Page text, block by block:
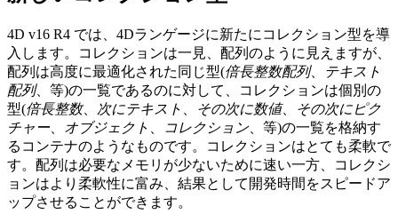
4D v16 R4 では、4Dランゲージに新たにコレクション型を導
入します。コレクションは一見、配列のように見えますが、
配列は高度に最適化された同じ型(倍長整数配列、
テキスト
配列、等)の一覧であるのに対して、コレクションは個別の
型(倍長整数、 次にテキスト その次に数値、
その次にピク
チャー、 オブジェクト コレクション、等)の一覧を格納す
るコンテナのようなものです。コレクションはとても柔軟で
す。配列は必要なメモリが少ないために速い一方、コレクシ
ョンはより柔軟性に富み、結果として開発時間をスピードア
ップさせることができます。